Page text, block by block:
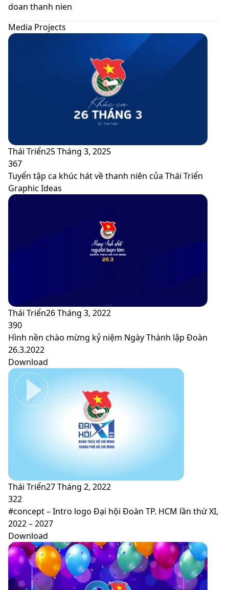
skin
doan thanh nien
Media Projects
Thái Triển25 Tháng 3, 2025
367
Tuyển tập ca khúc hát về thanh niên của Thái Triển
Graphic Ideas
Thái Triển26 Tháng 3, 2022
390
Hình nền chào mừng kỷ niệm Ngày Thành lập Đoàn
26.3.2022
Download
Thái Triển27 Tháng 2, 2022
322
#concept – Intro logo Đại hội Đoàn TP. HCM lần thứ XI,
2022 – 2027
Download